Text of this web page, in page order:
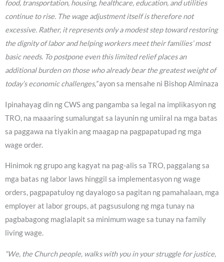
food, transportation, housing, healthcare, education, and utilities
continue to rise. The wage adjustment itself is therefore not
excessive. Rather, it represents only a modest step toward restoring
the dignity of labor and helping workers meet their families’ most
basic needs. To postpone even this limited relief places an
additional burden on those who already bear the greatest weight of
today’s economic challenges,”ayon sa mensahe ni Bishop Alminaza
Ipinahayag din ng CWS ang pangamba sa legal na implikasyon ng
TRO, na maaaring sumalungat sa layunin ng umiiral na mga batas
sa paggawa na tiyakin ang maagap na pagpapatupad ng mga
wage order.
Hinimok ng grupo ang kagyat na pag-alis sa TRO, paggalang sa
mga batas ng labor laws hinggil sa implementasyon ng wage
orders, pagpapatuloy ng dayalogo sa pagitan ng pamahalaan, mga
employer at labor groups, at pagsusulong ng mga tunay na
pagbabagong maglalapit sa minimum wage sa tunay na family
living wage.
“We, the Church people, walks with you in your struggle for justice,